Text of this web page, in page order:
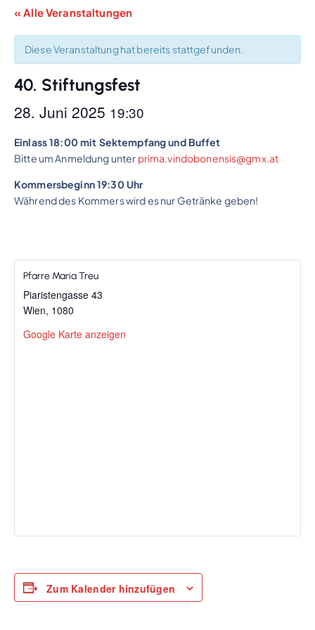
« Alle Veranstaltungen
Diese Veranstaltung hat bereits stattgefunden.
40. Stiftungsfest
28. Juni 2025 19:30
Einlass 18:00 mit Sektempfang und Buffet
Bitte um Anmeldung unter prima.vindobonensis@gmx.at
Kommersbeginn 19:30 Uhr
Während des Kommers wird es nur Getränke geben!
Pfarre Maria Treu
Piaristengasse 43
Wien, 1080
Google Karte anzeigen
Zum Kalender hinzufügen